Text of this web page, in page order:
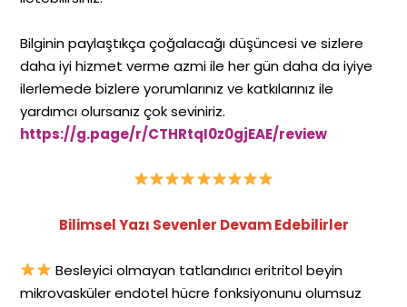
Bilginin paylaştıkça çoğalacağı düşüncesi ve sizlere
daha iyi hizmet verme azmi ile her gün daha da iyiye
ilerlemede bizlere yorumlarınız ve katkılarınız ile
yardımcı olursanız çok seviniriz.
https://g.page/r/CTHRtqI0z0gjEAE/review
Bilimsel Yazı Sevenler Devam Edebilirler
Besleyici olmayan tatlandırıcı eritritol beyin
mikrovasküler endotel hücre fonksiyonunu olumsuz